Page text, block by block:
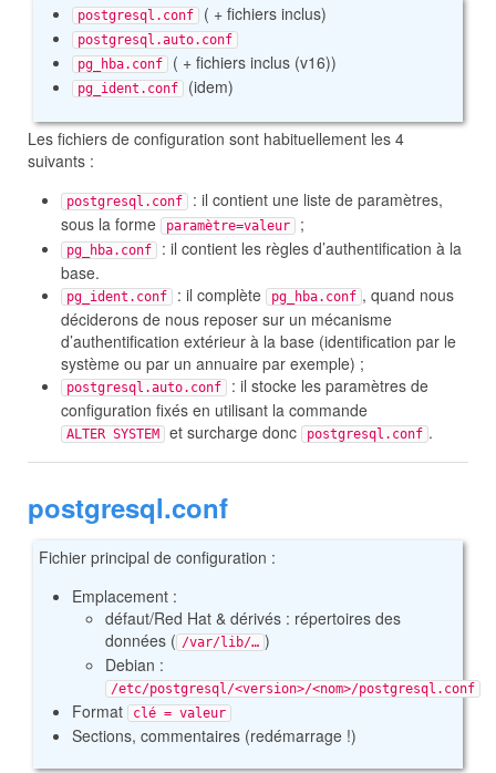
postgresql.conf ( + fichiers inclus)
postgresql.auto.conf
pg_hba.conf
( + fichiers inclus (v16))
pg_ident.conf (idem)
Les fichiers de configuration sont habituellement les 4
suivants :
postgresql.conf
: il contient une liste de paramètres,
sous la forme
paramètre=valeur ;
pg_hba.conf
: il contient les règles d’authentification à la
base.
pg_ident.conf : il complète pg_hba.conf , quand nous
déciderons de nous reposer sur un mécanisme
d’authentification extérieur à la base (identification par le
système ou par un annuaire par exemple) ;
postgresql.auto.conf
: il stocke les paramètres de
configuration fixés en utilisant la commande
ALTER SYSTEM et surcharge donc postgresql.conf .
postgresql.conf
Fichier principal de configuration :
Emplacement :
défaut/Red Hat & dérivés : répertoires des
données ( /var/lib/… )
Debian :
/etc/postgresql/<version>/<nom>/postgresql.conf
Format clé = valeur
Sections, commentaires (redémarrage !)